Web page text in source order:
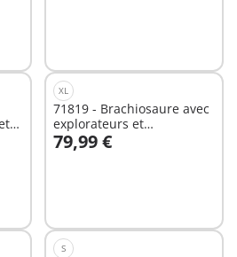
XL
71819 - Brachiosaure avec
explorateurs et
aéroglisseur
79,99 €
Au panier
S